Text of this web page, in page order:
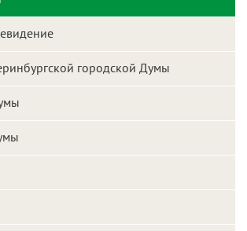
городской Думы